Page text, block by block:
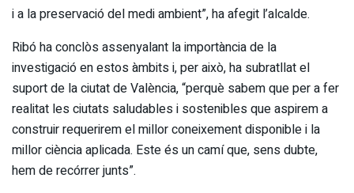
i a la preservació del medi ambient”, ha afegit l’alcalde.
Ribó ha conclòs assenyalant la importància de la
investigació en estos àmbits i, per això, ha subratllat el
suport de la ciutat de València, “perquè sabem que per a fer
realitat les ciutats saludables i sostenibles que aspirem a
construir requerirem el millor coneixement disponible i la
millor ciència aplicada. Este és un camí que, sens dubte,
hem de recórrer junts”.